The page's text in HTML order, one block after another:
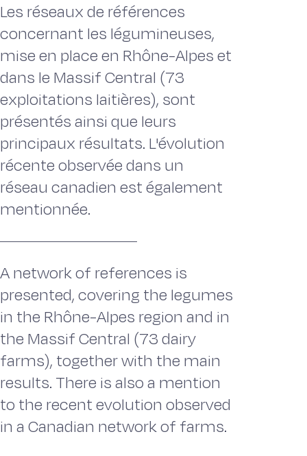
Les réseaux de références
concernant les légumineuses,
mise en place en Rhône-Alpes et
dans le Massif Central (73
exploitations laitières), sont
présentés ainsi que leurs
principaux résultats. L'évolution
récente observée dans un
réseau canadien est également
mentionnée.
A network of references is
presented, covering the legumes
in the Rhône-Alpes region and in
the Massif Central (73 dairy
farms), together with the main
results. There is also a mention
to the recent evolution observed
in a Canadian network of farms.